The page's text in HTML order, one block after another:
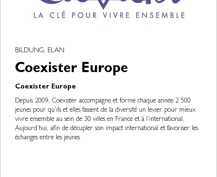
BILDUNG, ELAN
Coexister Europe
Coexister Europe
Depuis 2009, Coexister accompagne et forme chaque année 2 500
jeunes pour qu’ils et elles fassent de la diversité un levier pour mieux
vivre ensemble au sein de 30 villes en France et à l’international.
Aujourd’hui, afin de décupler son impact international et favoriser les
échanges entre les jeunes